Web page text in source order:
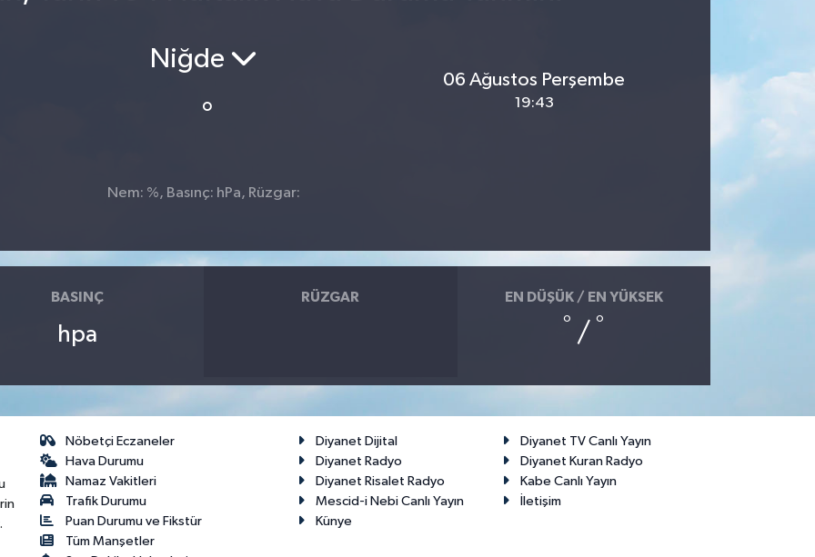
Niğde
°
06 Ağustos Perşembe
19:43
Nem: %, Basınç: hPa, Rüzgar:
BASINÇ
hpa
RÜZGAR EN DÜŞÜK / EN YÜKSEK
° / °
Nöbetçi Eczaneler
Hava Durumu
Namaz Vakitleri
Trafik Durumu
Puan Durumu ve Fikstür
Tüm Manşetler
Diyanet Dijital
Diyanet TV Canlı Yayın
Diyanet Radyo
Diyanet Kuran Radyo
Diyanet Risalet Radyo
Kabe Canlı Yayın
Mescid-i Nebi Canlı Yayın
İletişim
Künye